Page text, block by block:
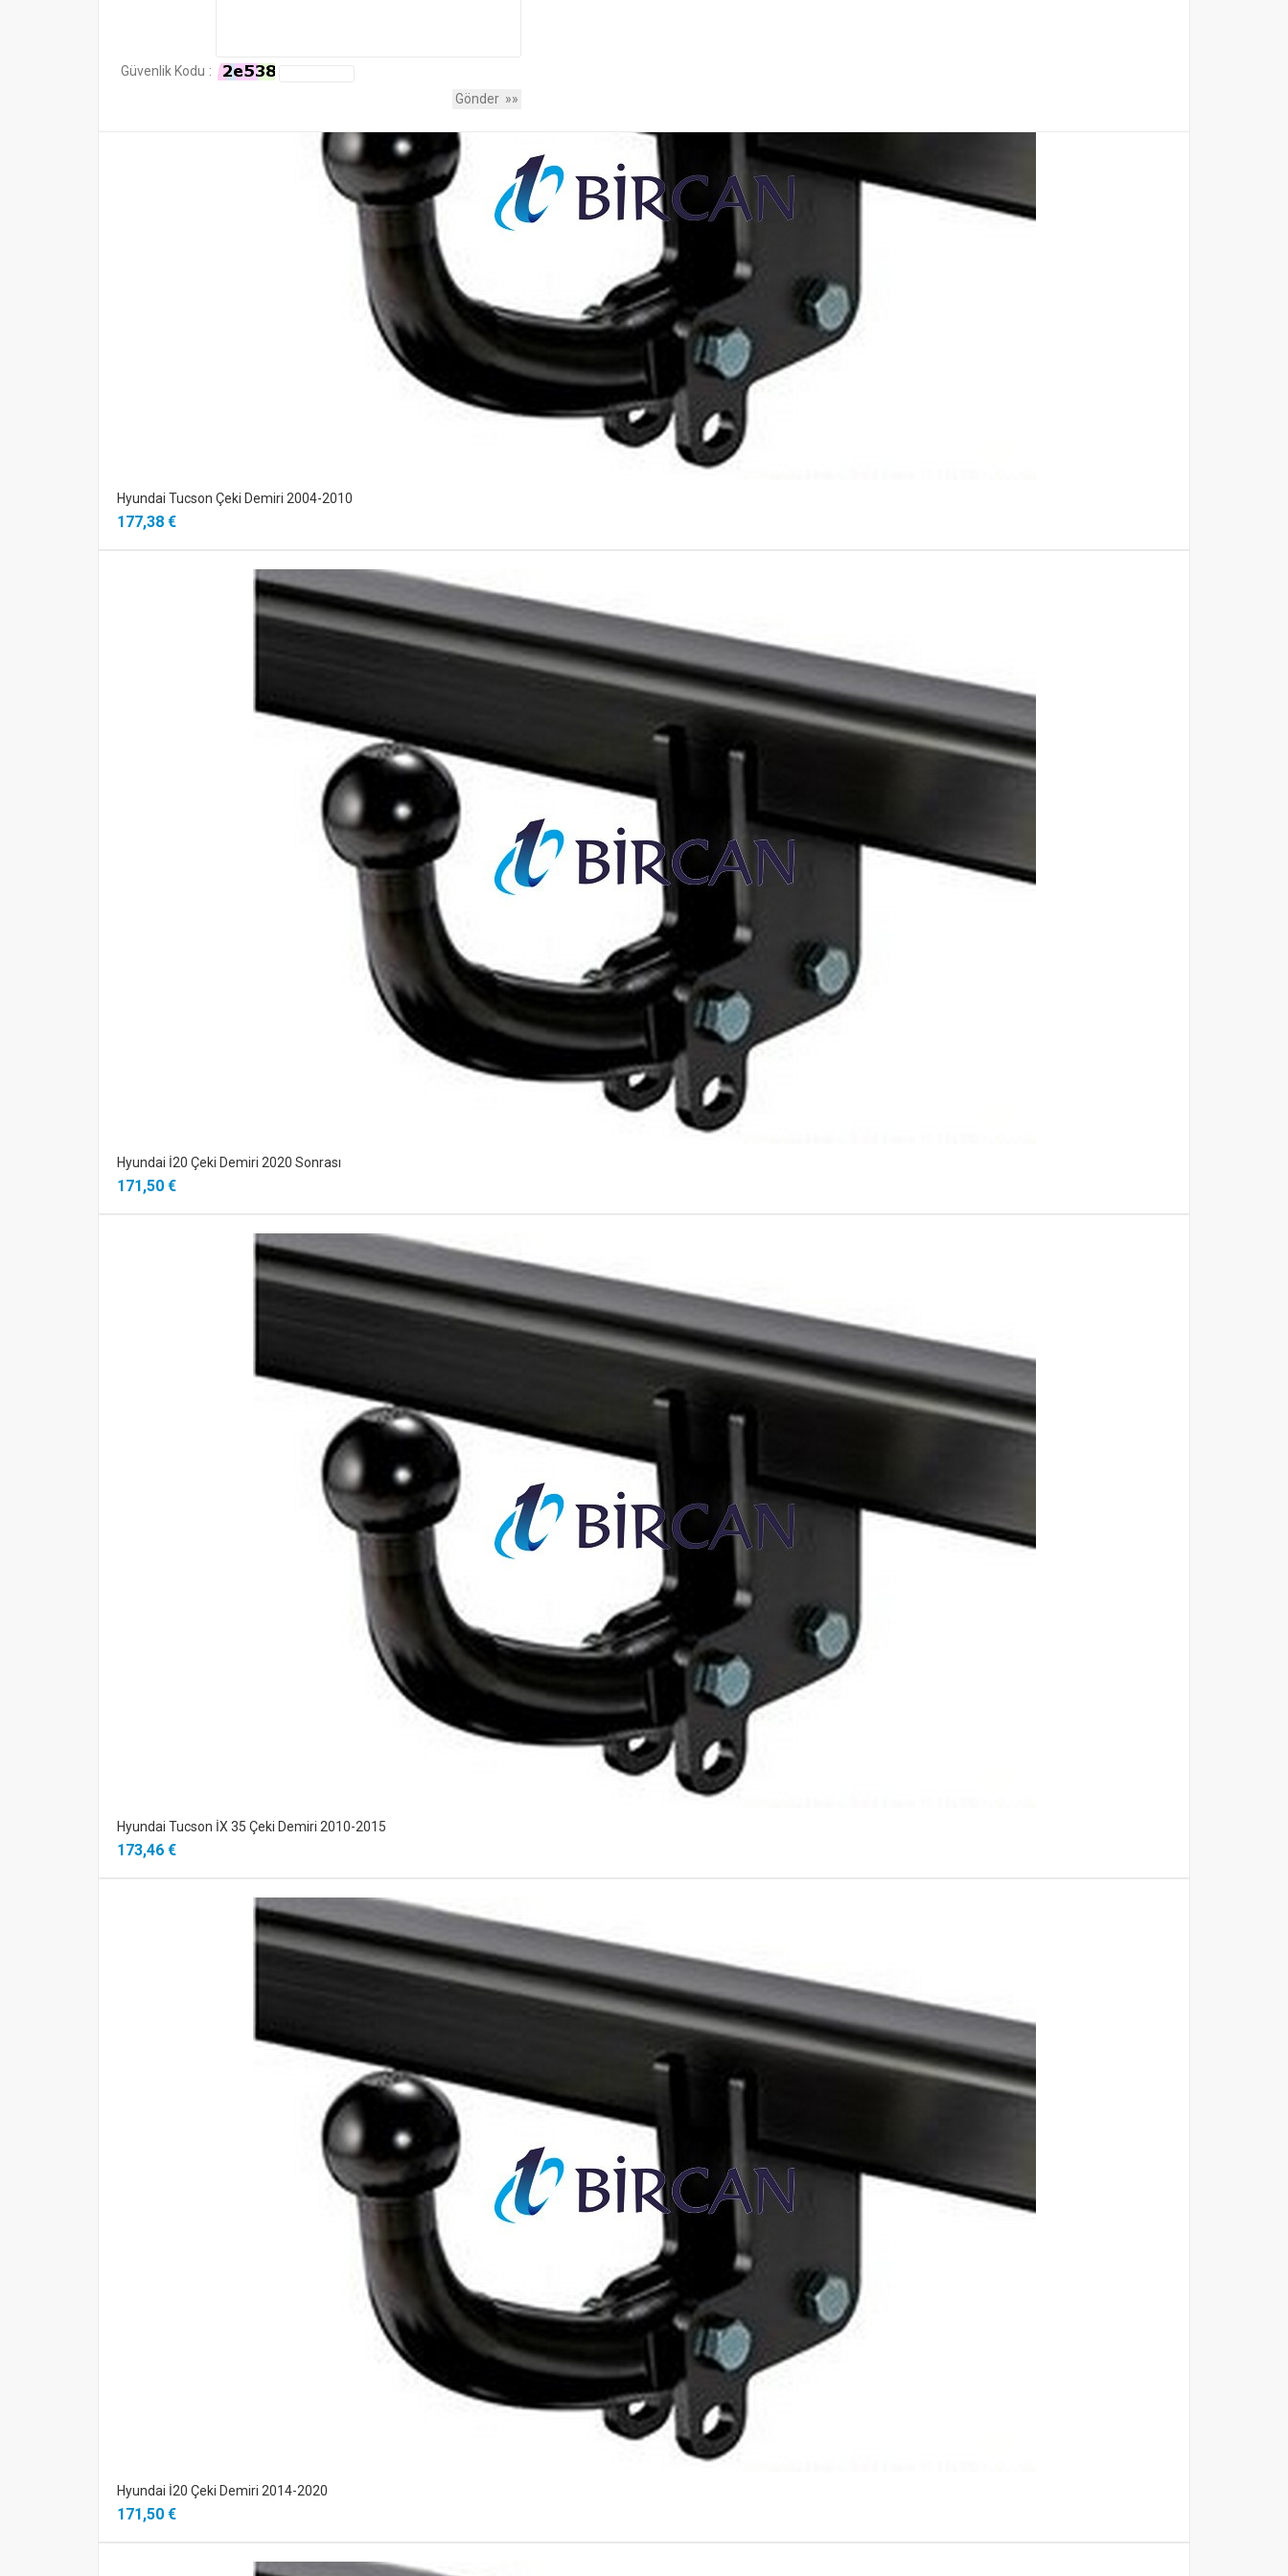
Güvenlik Kodu :
Hyundai Tucson Çeki Demiri 2004-2010
177,38 €
Hyundai İ20 Çeki Demiri 2020 Sonrası
171,50 €
Hyundai Tucson İX 35 Çeki Demiri 2010-2015
173,46 €
Hyundai İ20 Çeki Demiri 2014-2020
171,50 €